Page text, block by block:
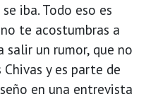
iba. Todo eso es
te acostumbras a
un rumor, que no
y es parte de
en una entrevista